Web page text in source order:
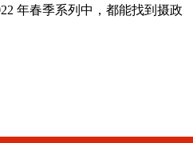
年春季系列中，都能找到摄政